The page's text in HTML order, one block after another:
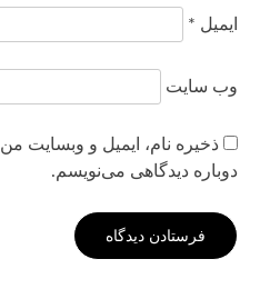
ایمیل *
وب‌ سایت
ذخیره نام، ایمیل و وبسایت
دوباره دیدگاهی می‌نویسم.